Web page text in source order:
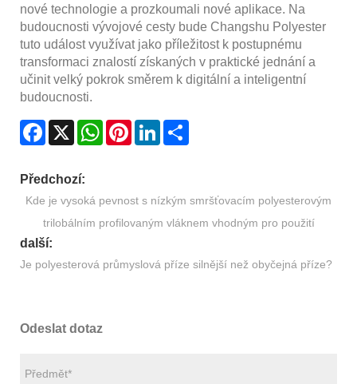
nové technologie a prozkoumali nové aplikace. Na
budoucnosti vývojové cesty bude Changshu Polyester
tuto událost využívat jako příležitost k postupnému
transformaci znalostí získaných v praktické jednání a
učinit velký pokrok směrem k digitální a inteligentní
budoucnosti.
Facebook
X WhatsAppPinterestLinkedIn
Předchozí:
Kde je vysoká pevnost s nízkým smršťovacím polyesterovým
trilobálním profilovaným vláknem vhodným pro použití
další:
Je polyesterová průmyslová příze silnější než obyčejná příze?
Odeslat dotaz